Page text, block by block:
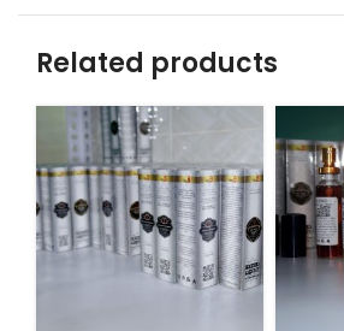
Related products